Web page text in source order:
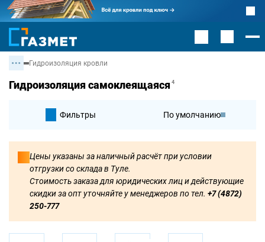
Гидроизоляция кровли
Гидроизоляция самоклеящаяся4
По умолчанию
По цене
Фильтры
Цены указаны за наличный расчёт при условии
отгрузки со склада в Туле.
Стоимость заказа для юридических лиц и действующие
скидки за опт уточняйте у менеджеров по тел. +7 (4872)
250-777